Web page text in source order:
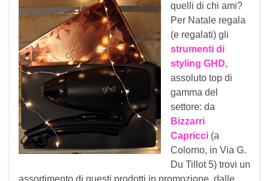
quelli di chi ami?
Per Natale regala
(e regalati) gli
strumenti di
styling GHD,
assoluto top di
gamma del
settore: da
Bizzarri
Capricci (a
Colorno, in Via G.
Du Tillot 5) trovi un